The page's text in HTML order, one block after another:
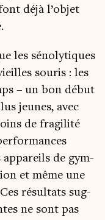
déjà l’ob­jet
les séno­ly­tiques
sou­ris : les
– un bon début
jeunes, avec
de fra­gi­li­té
appa­reils de gym­
et même une
résul­tats sug­
ne sont pas